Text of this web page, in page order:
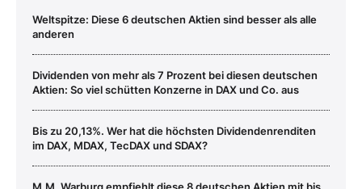
Weltspitze: Diese 6 deutschen Aktien sind besser als alle
anderen
Dividenden von mehr als 7 Prozent bei diesen deutschen
Aktien: So viel schütten Konzerne in DAX und Co. aus
Bis zu 20,13%. Wer hat die höchsten Dividendenrenditen
im DAX, MDAX, TecDAX und SDAX?